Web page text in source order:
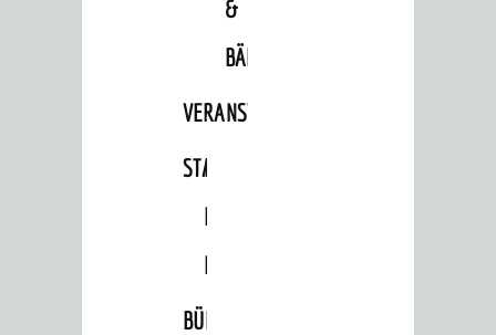
&
BÄDER
VERANSTALTUNGSRÄUME
STADTHALLE
ROLF-
ENGELBRECHT-
HAUS
BÜRGERSAAL